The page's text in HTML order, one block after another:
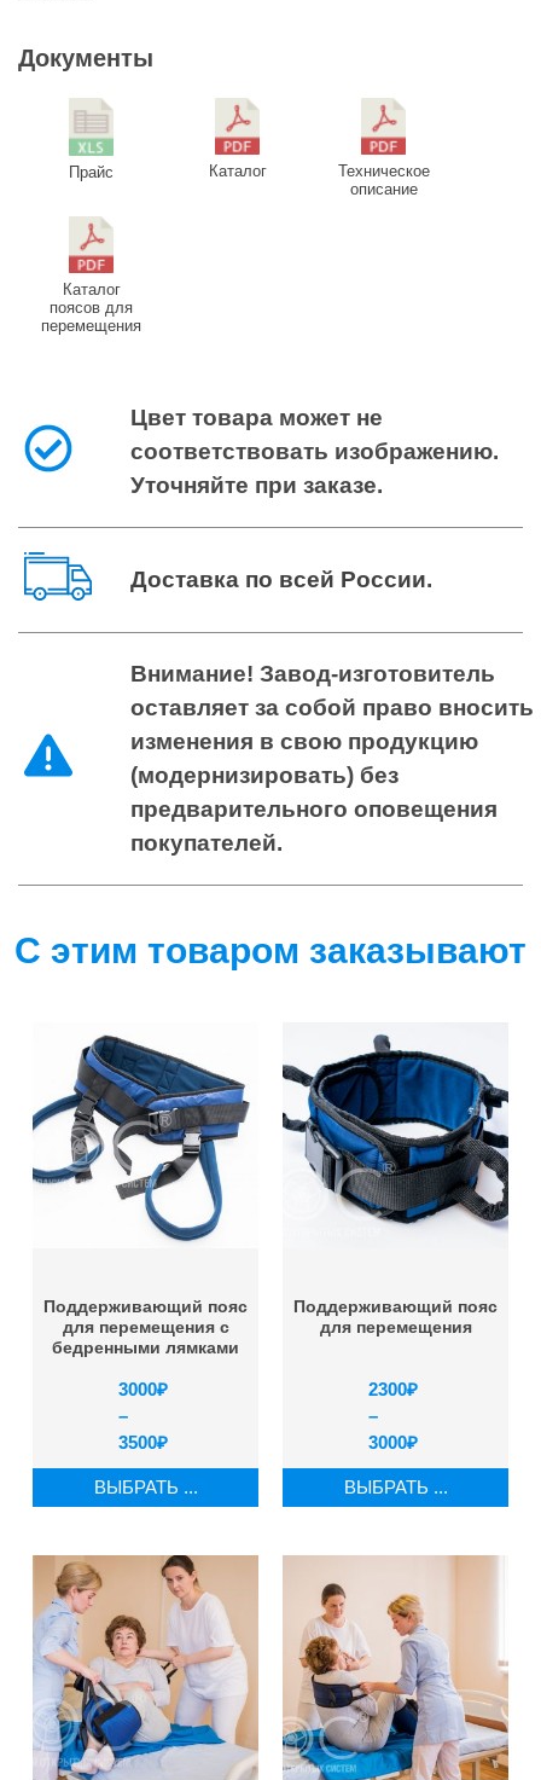
Документы
Прайс Каталог
Техническое
описание
Каталог
поясов для
перемещения
Цвет товара может не
соответствовать изображению.
Уточняйте при заказе.
Доставка по всей России.
Внимание! Завод-изготовитель
оставляет за собой право вносить
изменения в свою продукцию
(модернизировать) без
предварительного оповещения
покупателей.
С этим товаром заказывают
Поддерживающий пояс
для перемещения с
бедренными лямками
3000₽
–
3500₽
ВЫБРАТЬ ...
Поддерживающий пояс
для перемещения
2300₽
–
3000₽
ВЫБРАТЬ ...